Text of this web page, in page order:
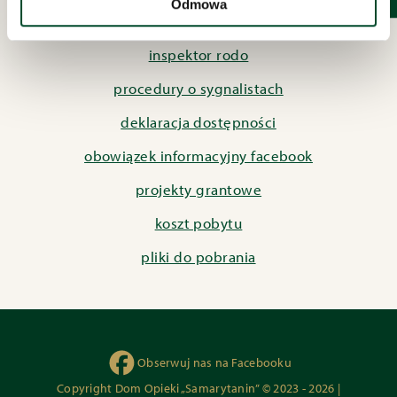
Odmowa
polityka prywatności
inspektor rodo
procedury o sygnalistach
deklaracja dostępności
obowiązek informacyjny facebook
projekty grantowe
koszt pobytu
pliki do pobrania
Obserwuj nas na Facebooku
Copyright Dom Opieki „Samarytanin” © 2023 - 2026 |